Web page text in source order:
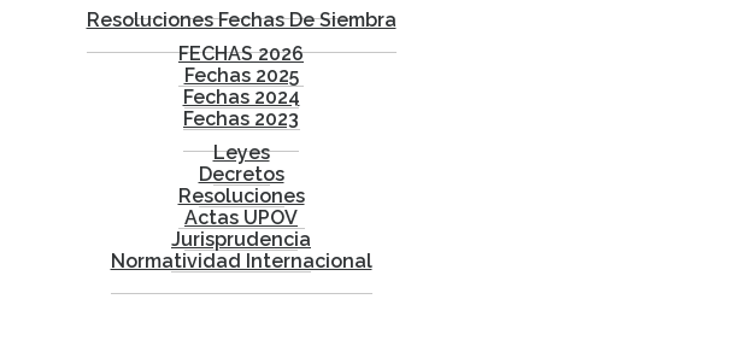
Resoluciones Fechas De Siembra
FECHAS 2026
Fechas 2025
Fechas 2024
Fechas 2023
Leyes
Decretos
Resoluciones
Actas UPOV
Jurisprudencia
Normatividad Internacional